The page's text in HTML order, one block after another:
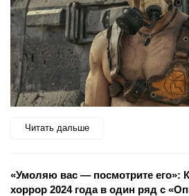
Читать дальше
«Умоляю вас — посмотрите его»:
хоррор 2024 года в один ряд с